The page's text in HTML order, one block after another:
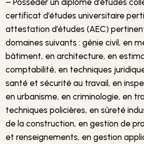
– Posséder un diplôme d’études
certificat d’études universitaire
attestation d’études (AEC)
domaines suivants : génie civil, en
bâtiment, en architecture, en
comptabilité, en techniques
santé et sécurité au travail, en
en urbanisme, en criminologie, en
techniques policières, en sûreté
de la construction, en gestion de
et renseignements, en gestion